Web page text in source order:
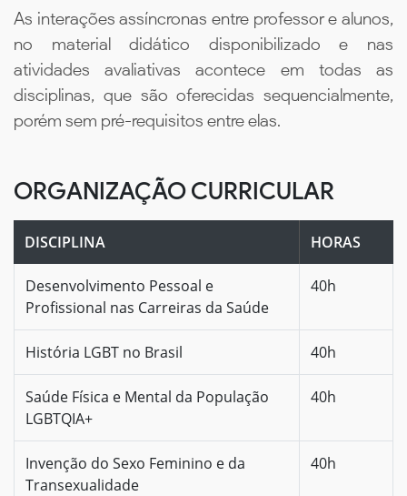
As interações assíncronas entre professor e alunos,
no material didático disponibilizado e nas
atividades avaliativas acontece em todas as
disciplinas, que são oferecidas sequencialmente,
porém sem pré-requisitos entre elas.
ORGANIZAÇÃO CURRICULAR
DISCIPLINA HORAS
Desenvolvimento Pessoal e
Profissional nas Carreiras da Saúde
40h
História LGBT no Brasil 40h
Saúde Física e Mental da População
LGBTQIA+
40h
Invenção do Sexo Feminino e da
Transexualidade
40h